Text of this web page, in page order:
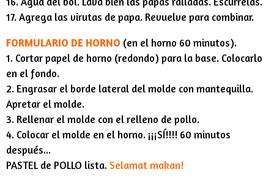
17. Agrega las virutas de papa. Revuelve para combinar.
FORMULARIO DE HORNO (en el horno 60 minutos).
1. Cortar papel de horno (redondo) para la base. Colocarlo
en el fondo.
2. Engrasar el borde lateral del molde con mantequilla.
Apretar el molde.
3. Rellenar el molde con el relleno de pollo.
4. Colocar el molde en el horno. ¡¡¡SÍ!!!! 60 minutos
después...
PASTEL de POLLO lista. Selamat makan!